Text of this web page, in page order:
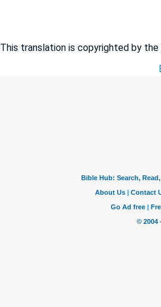
This translation is copyrighted by the